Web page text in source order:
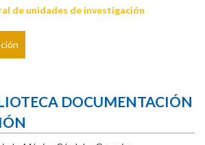
de unidades de investigación
DOCUMENTACIÓN